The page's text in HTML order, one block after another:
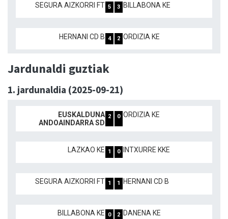
SEGURA AIZKORRI FT 5 3 BILLABONA KE
HERNANI CD B 4 2 ORDIZIA KE
Jardunaldi guztiak
1. jardunaldia (2025-09-21)
EUSKALDUNA
ANDOAINDARRA SD
2 0 ORDIZIA KE
LAZKAO KE 1 0 INTXURRE KKE
SEGURA AIZKORRI FT 1 1 HERNANI CD B
BILLABONA KE 0 2 DANENA KE